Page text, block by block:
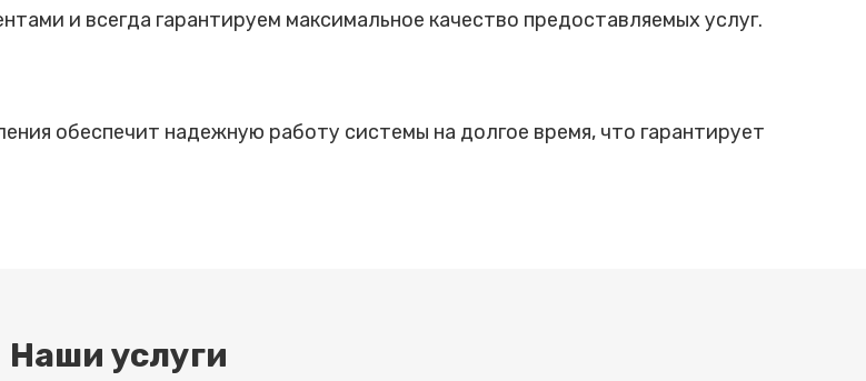
и всегда гарантируем максимальное качество предоставляемых услуг.
обеспечит надежную работу системы на долгое время, что гарантирует
Наши услуги